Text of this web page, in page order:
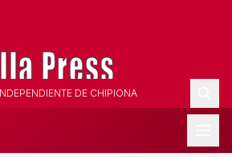
DE CHIPIONA